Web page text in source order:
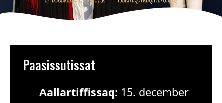
Paasissutissat
Aallartiffissaq: 15. december